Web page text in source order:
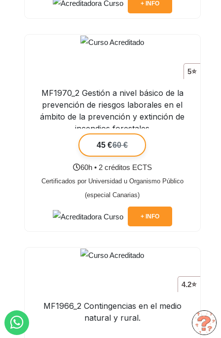
+ INFO
5⭐
MF1970_2 Gestión a nivel básico de la
prevención de riesgos laborales en el
ámbito de la prevención y extinción de
incendios forestales
45 €60 €
60h • 2 créditos ECTS
Certificados por Universidad u Organismo Público
(especial Canarias)
+ INFO
4.2⭐
MF1966_2 Contingencias en el medio
natural y rural.